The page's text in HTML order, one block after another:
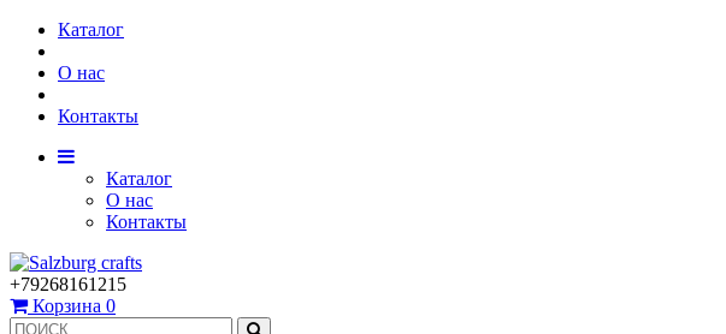
Каталог
О нас
Контакты
Каталог
О нас
Контакты
+79268161215
Корзина 0